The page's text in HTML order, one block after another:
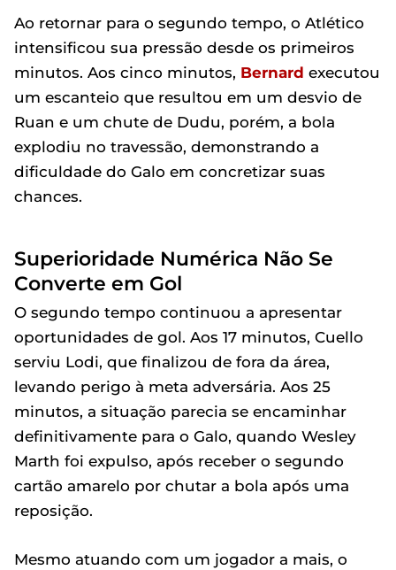
Ao retornar para o segundo tempo, o Atlético
intensificou sua pressão desde os primeiros
minutos. Aos cinco minutos, Bernard executou
um escanteio que resultou em um desvio de
Ruan e um chute de Dudu, porém, a bola
explodiu no travessão, demonstrando a
dificuldade do Galo em concretizar suas
chances.
Superioridade Numérica Não Se
Converte em Gol
O segundo tempo continuou a apresentar
oportunidades de gol. Aos 17 minutos, Cuello
serviu Lodi, que finalizou de fora da área,
levando perigo à meta adversária. Aos 25
minutos, a situação parecia se encaminhar
definitivamente para o Galo, quando Wesley
Marth foi expulso, após receber o segundo
cartão amarelo por chutar a bola após uma
reposição.
Mesmo atuando com um jogador a mais, o